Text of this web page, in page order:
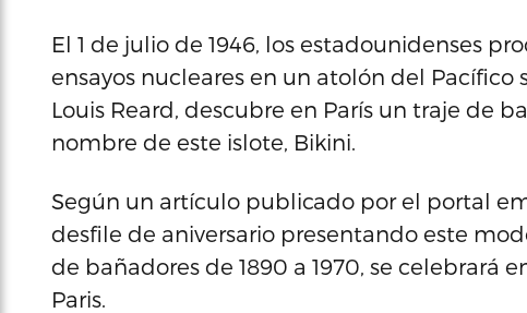
El 1 de julio de 1946, los estadounidenses
ensayos nucleares en un atolón del Pacífico
Louis Reard, descubre en París un traje de
nombre de este islote, Bikini.
Según un artículo publicado por el portal
desfile de aniversario presentando este
de bañadores de 1890 a 1970, se celebrará
Paris.